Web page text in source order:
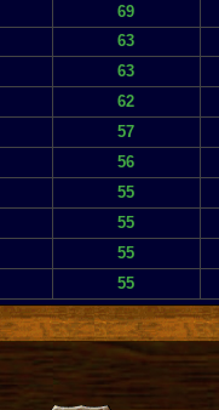
69
63
63
62
57
56
55
55
55
55